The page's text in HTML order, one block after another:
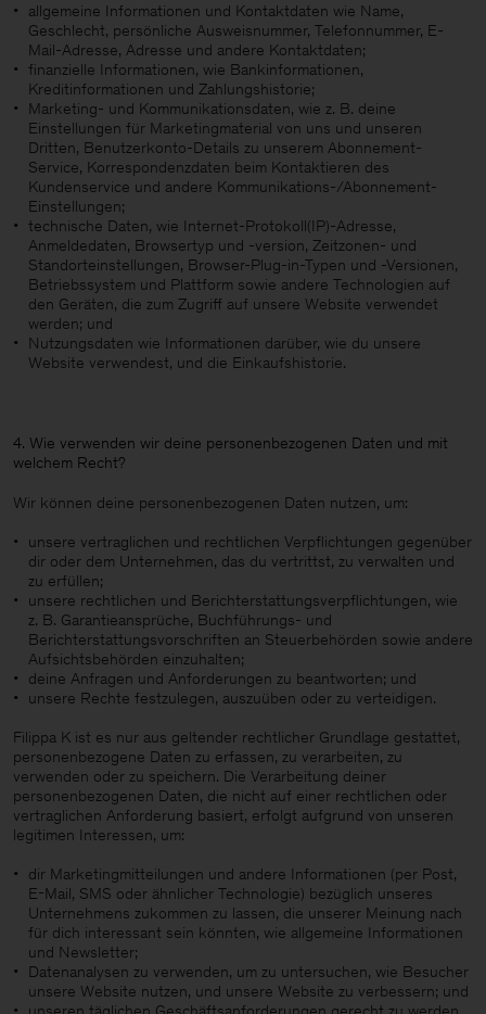
allgemeine Informationen und Kontaktdaten wie Name,
Geschlecht, persönliche Ausweisnummer, Telefonnummer, E-
Mail-Adresse, Adresse und andere Kontaktdaten;
finanzielle Informationen, wie Bankinformationen,
Kreditinformationen und Zahlungshistorie;
Marketing- und Kommunikationsdaten, wie z. B. deine
Einstellungen für Marketingmaterial von uns und unseren
Dritten, Benutzerkonto-Details zu unserem Abonnement-
Service, Korrespondenzdaten beim Kontaktieren des
Kundenservice und andere Kommunikations-/Abonnement-
Einstellungen;
technische Daten, wie Internet-Protokoll(IP)-Adresse,
Anmeldedaten, Browsertyp und -version, Zeitzonen- und
Standorteinstellungen, Browser-Plug-in-Typen und -Versionen,
Betriebssystem und Plattform sowie andere Technologien auf
den Geräten, die zum Zugriff auf unsere Website verwendet
werden; und
Nutzungsdaten wie Informationen darüber, wie du unsere
Website verwendest, und die Einkaufshistorie.
4. Wie verwenden wir deine personenbezogenen Daten und mit
welchem Recht?
Wir können deine personenbezogenen Daten nutzen, um:
unsere vertraglichen und rechtlichen Verpflichtungen gegenüber
dir oder dem Unternehmen, das du vertrittst, zu verwalten und
zu erfüllen;
unsere rechtlichen und Berichterstattungsverpflichtungen, wie
z. B. Garantieansprüche, Buchführungs- und
Berichterstattungsvorschriften an Steuerbehörden sowie andere
Aufsichtsbehörden einzuhalten;
deine Anfragen und Anforderungen zu beantworten; und
unsere Rechte festzulegen, auszuüben oder zu verteidigen.
Filippa K ist es nur aus geltender rechtlicher Grundlage gestattet,
personenbezogene Daten zu erfassen, zu verarbeiten, zu
verwenden oder zu speichern. Die Verarbeitung deiner
personenbezogenen Daten, die nicht auf einer rechtlichen oder
vertraglichen Anforderung basiert, erfolgt aufgrund von unseren
legitimen Interessen, um:
dir Marketingmitteilungen und andere Informationen (per Post,
E-Mail, SMS oder ähnlicher Technologie) bezüglich unseres
Unternehmens zukommen zu lassen, die unserer Meinung nach
für dich interessant sein könnten, wie allgemeine Informationen
und Newsletter;
Datenanalysen zu verwenden, um zu untersuchen, wie Besucher
unsere Website nutzen, und unsere Website zu verbessern; und